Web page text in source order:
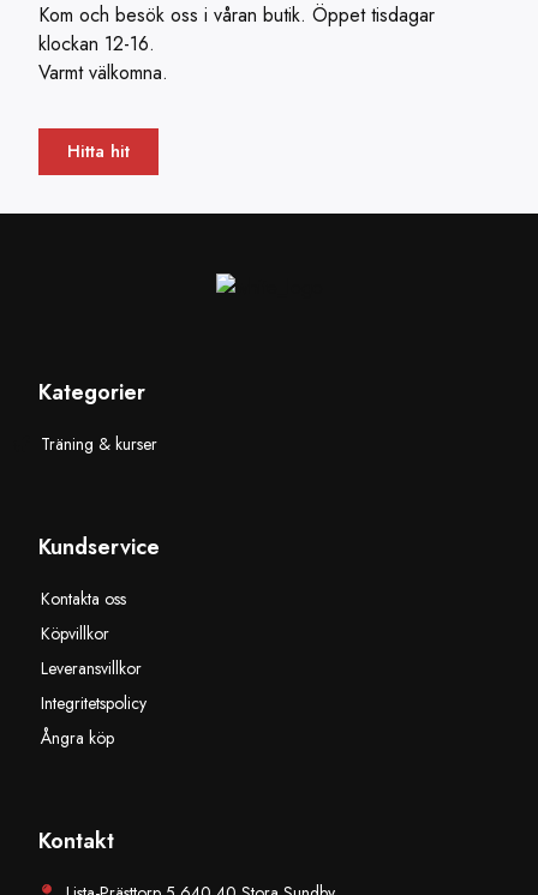
Kom och besök oss i våran butik. Öppet tisdagar
klockan 12-16.
Varmt välkomna.
Hitta hit
Kategorier
Träning & kurser
Kundservice
Kontakta oss
Köpvillkor
Leveransvillkor
Integritetspolicy
Ångra köp
Kontakt